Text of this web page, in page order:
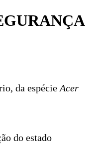
da espécie Acer
do estado